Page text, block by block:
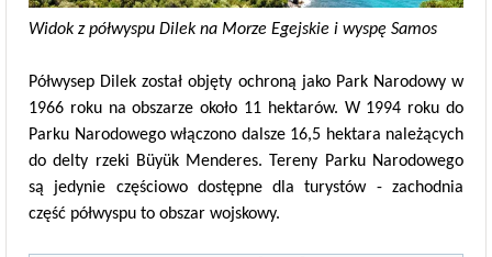
Widok z półwyspu Dilek na Morze Egejskie i wyspę Samos
Półwysep Dilek został objęty ochroną jako Park Narodowy w
1966 roku na obszarze około 11 hektarów. W 1994 roku do
Parku Narodowego włączono dalsze 16,5 hektara należących
do delty rzeki Büyük Menderes. Tereny Parku Narodowego
są jedynie częściowo dostępne dla turystów - zachodnia
część półwyspu to obszar wojskowy.